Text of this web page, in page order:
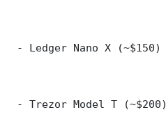
- Ledger Nano X (~$150)
- Trezor Model T (~$200)